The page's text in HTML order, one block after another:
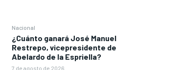
Nacional
¿Cuánto ganará José Manuel
Restrepo, vicepresidente de
Abelardo de la Espriella?
7 de agosto de 2026